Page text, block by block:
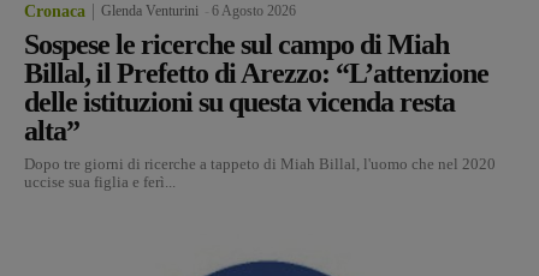
Cronaca Glenda Venturini 6 Agosto 2026
Sospese le ricerche sul campo di Miah
Billal, il Prefetto di Arezzo: “L’attenzione
delle istituzioni su questa vicenda resta
alta”
Dopo tre giorni di ricerche a tappeto di Miah Billal, l'uomo che nel 2020
uccise sua figlia e ferì...